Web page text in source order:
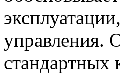
управления.
стандартных